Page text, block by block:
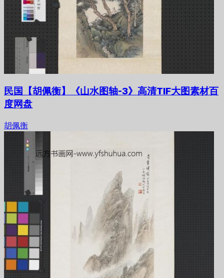
民国【胡佩衡】《山水图轴-3》高清TIF大图素材百
度网盘
胡佩衡